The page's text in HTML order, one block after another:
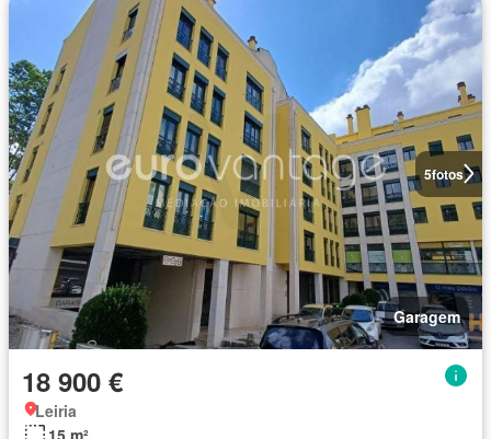
5fotos
Garagem
18 900 €
Leiria
15 m²